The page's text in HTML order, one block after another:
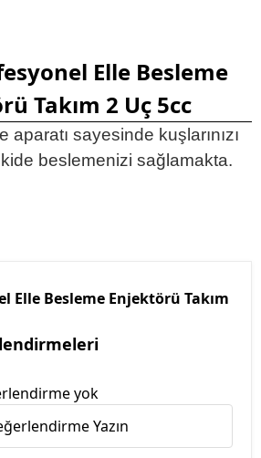
Elle Besleme
Takım 2 Uç 5cc
sayesinde kuşlarınızı
beslemenizi sağlamakta.
Elle Besleme Enjektörü Takım
yok
Yazın